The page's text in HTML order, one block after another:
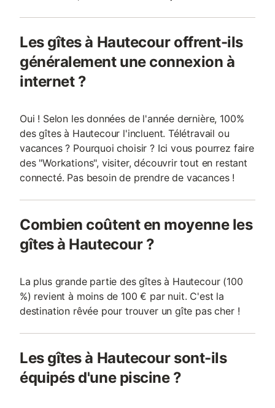
Les gîtes à Hautecour offrent-ils
généralement une connexion à
internet ?
Oui ! Selon les données de l'année dernière, 100%
des gîtes à Hautecour l'incluent. Télétravail ou
vacances ? Pourquoi choisir ? Ici vous pourrez faire
des "Workations", visiter, découvrir tout en restant
connecté. Pas besoin de prendre de vacances !
Combien coûtent en moyenne les
gîtes à Hautecour ?
La plus grande partie des gîtes à Hautecour (100
%) revient à moins de 100 € par nuit. C'est la
destination rêvée pour trouver un gîte pas cher !
Les gîtes à Hautecour sont-ils
équipés d'une piscine ?